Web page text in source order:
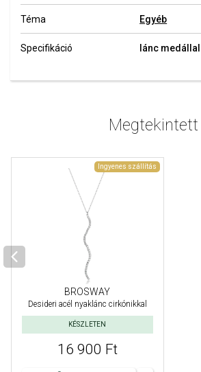
Téma Egyéb
Specifikáció lánc medállal
Megtekintett
Ingyenes szállítás
BROSWAY
Desideri acél nyaklánc cirkónikkal
KÉSZLETEN
16 900 Ft